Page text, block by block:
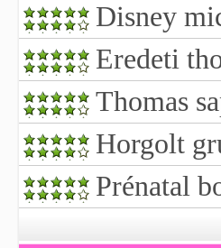
Disney
Eredeti
Thomas
Horgolt
Prénatal